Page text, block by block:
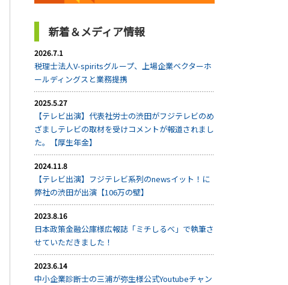
新着＆メディア情報
2026.7.1
税理士法人V-spiritsグループ、上場企業ベクターホ
ールディングスと業務提携
2025.5.27
【テレビ出演】代表社労士の渋田がフジテレビのめ
ざましテレビの取材を受けコメントが報道されまし
た。【厚生年金】
2024.11.8
【テレビ出演】フジテレビ系列のnewsイット！に
弊社の渋田が出演【106万の壁】
2023.8.16
日本政策金融公庫様広報誌「ミチしるべ」で執筆さ
せていただきました！
2023.6.14
中小企業診断士の三浦が弥生様公式Youtubeチャン